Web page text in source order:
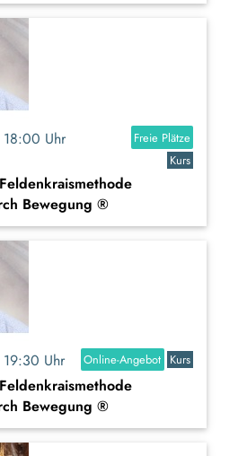
Uhr
Freie Plätze
Kurs
Bewegung ®
Uhr Online-Angebot Kurs
Bewegung ®